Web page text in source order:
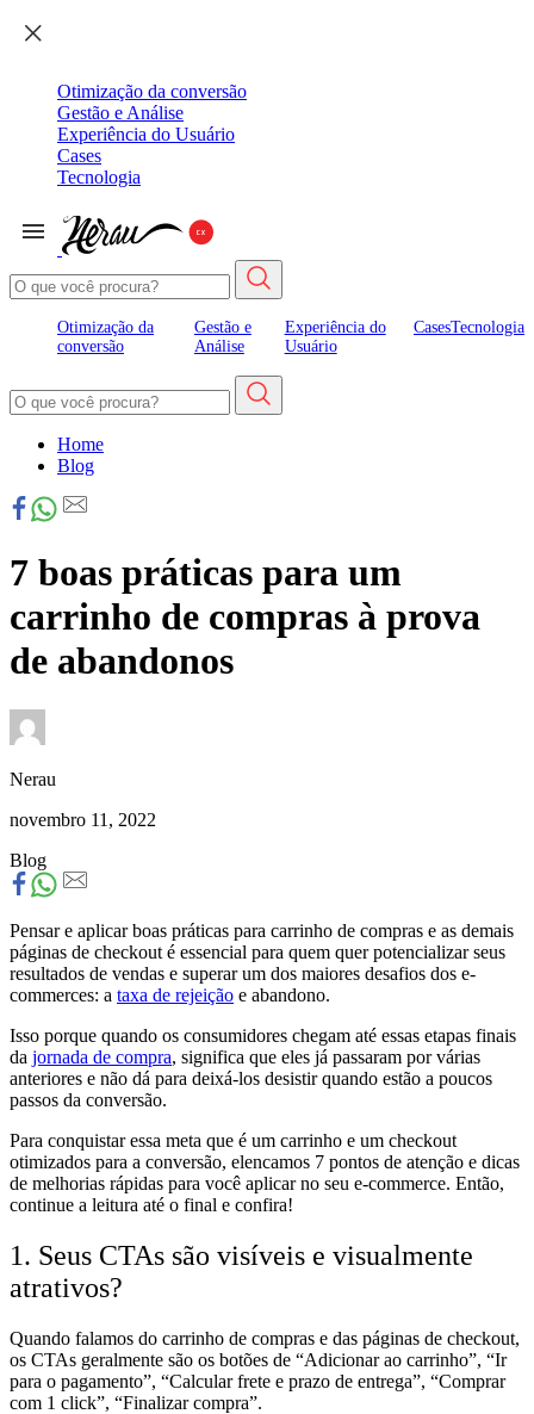
Otimização da conversão
Gestão e Análise
Experiência do Usuário
Cases
Tecnologia
Otimização da
conversão
Gestão e
Análise
Experiência do
Usuário
CasesTecnologia
Home
Blog
7 boas práticas para um
carrinho de compras à prova
de abandonos
Nerau
novembro 11, 2022
Blog
Pensar e aplicar boas práticas para carrinho de compras e as demais
páginas de checkout é essencial para quem quer potencializar seus
resultados de vendas e superar um dos maiores desafios dos e-
commerces: a taxa de rejeição e abandono.
Isso porque quando os consumidores chegam até essas etapas finais
da jornada de compra, significa que eles já passaram por várias
anteriores e não dá para deixá-los desistir quando estão a poucos
passos da conversão.
Para conquistar essa meta que é um carrinho e um checkout
otimizados para a conversão, elencamos 7 pontos de atenção e dicas
de melhorias rápidas para você aplicar no seu e-commerce. Então,
continue a leitura até o final e confira!
1. Seus CTAs são visíveis e visualmente
atrativos?
Quando falamos do carrinho de compras e das páginas de checkout,
os CTAs geralmente são os botões de “Adicionar ao carrinho”, “Ir
para o pagamento”, “Calcular frete e prazo de entrega”, “Comprar
com 1 click”, “Finalizar compra”.